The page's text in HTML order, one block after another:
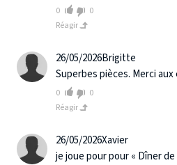
0
0
Réagir
26/05/2026Brigitte
Superbes pièces. Merci aux
0
0
Réagir
26/05/2026Xavier
je joue pour pour « Dîner de